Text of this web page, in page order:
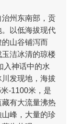
州东南部，贡
以低海拔现代
山谷铺泻而
洁冰清的琼楼
入神话中的水
发现地，海拔
-1100米，是
有大流量沸热
峰，大量的珍